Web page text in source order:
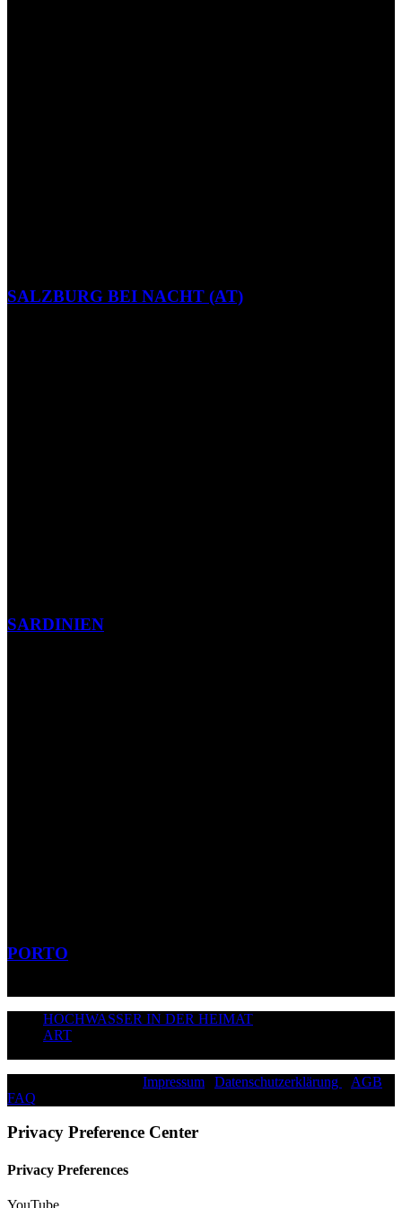
SALZBURG BEI NACHT (AT)
SARDINIEN
PORTO
HOCHWASSER IN DER HEIMAT
ART
Impressum Datenschutzerklärung AGB
FAQ
Privacy Preference Center
Privacy Preferences
YouTube